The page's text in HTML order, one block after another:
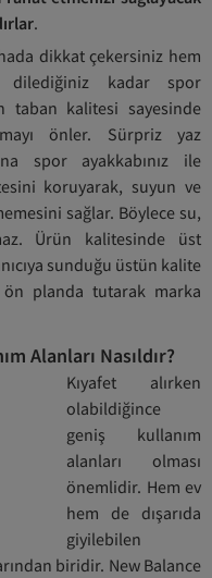
.
dikkat çekersiniz hem
kadar spor
taban kalitesi sayesinde
önler. Sürpriz yaz
spor ayakkabınız ile
koruyarak, suyun ve
sağlar. Böylece su,
Ürün kalitesinde üst
sunduğu üstün kalite
planda tutarak marka
Alanları Nasıldır?
Kıyafet alırken
olabildiğince
geniş kullanım
alanları olması
önemlidir. Hem ev
hem de dışarıda
giyilebilen
biridir. New Balance